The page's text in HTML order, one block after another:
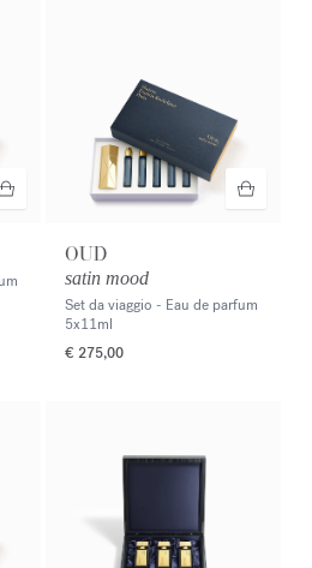
OUD
satin mood
Set da viaggio - Eau de parfum
5x11ml
€ 275,00